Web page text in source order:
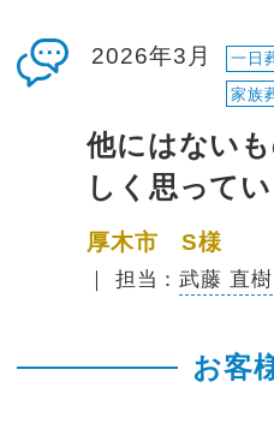
2026年3月 一日
家族
他にはない
しく思って
厚木市 S様
｜ 担当：武藤 直樹
お客